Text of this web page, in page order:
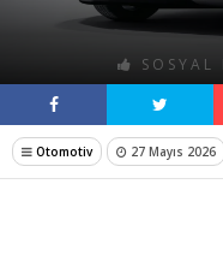
SOSYAL
Otomotiv 27 Mayıs 2026